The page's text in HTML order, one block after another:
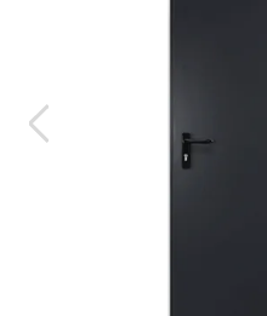
Protections solaires